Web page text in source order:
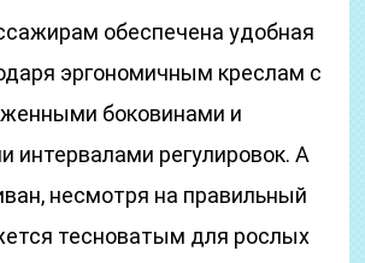
обеспечена удобная
эргономичным креслам с
боковинами и
интервалами регулировок. А
несмотря на правильный
тесноватым для рослых